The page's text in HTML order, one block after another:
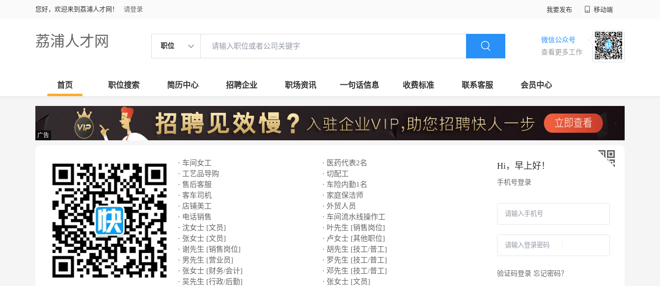
您好，欢迎来到荔浦人才网！ 请登录 我要发布 移动端
荔浦人才网 职位
微信公众号
查看更多工作
首页 职位搜索 简历中心 招聘企业 职场资讯 一句话信息 收费标准 联系客服 会员中心
广告
· 车间女工
· 医药代表2名
· 工艺品导购
· 切配工
· 售后客服
· 车险内勤1名
· 客车司机
· 家庭保洁师
· 店铺美工
· 外贸人员
· 电话销售
· 车间流水线操作工
· 沈女士 [文员]
· 叶先生 [销售岗位]
· 张女士 [文员]
· 卢女士 [其他职位]
· 谢先生 [销售岗位]
· 胡先生 [技工/普工]
· 男先生 [营业员]
· 罗先生 [技工/普工]
· 张女士 [财务/会计]
· 邓先生 [技工/普工]
· 吴先生 [行政/后勤]
· 张女士 [文员]
Hi， 早上好！
手机号登录
验证码登录 忘记密码？